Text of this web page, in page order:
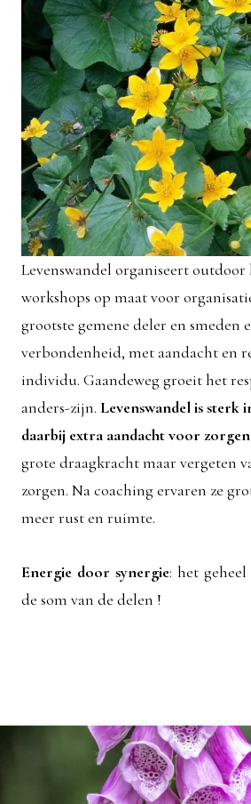
Levenswandel organiseert
workshops op maat voor
grootste gemene deler en smeden
verbondenheid, met aandacht en
individu. Gaandeweg groeit het
anders-zijn. Levenswandel is sterk
daarbij extra aandacht voor
grote draagkracht maar vergeten
zorgen. Na coaching ervaren ze
meer rust en ruimte.
Energie door synergie: het
de som van de delen !